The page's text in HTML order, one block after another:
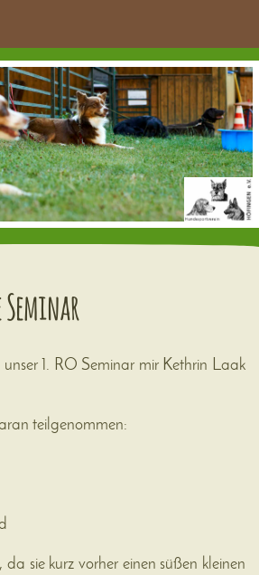
Seminar
1. RO Seminar mir Kethrin Laak
teilgenommen:
sie kurz vorher einen süßen kleinen